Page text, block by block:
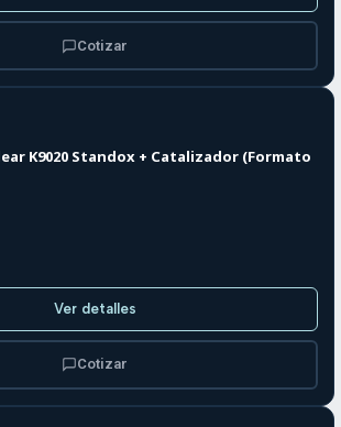
Cotizar
K9020 Standox + Catalizador (Formato
Ver detalles
Cotizar